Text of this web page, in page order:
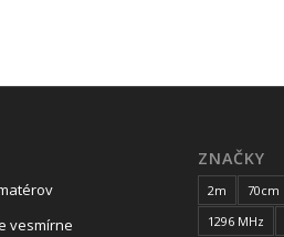
vesmírne
ZNAČKY
2m 70cm
1296 MHz